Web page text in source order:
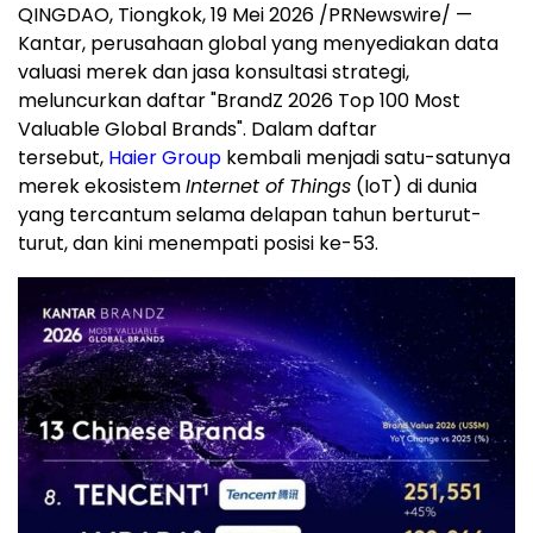
QINGDAO, Tiongkok,19 Mei 2026 /PRNewswire/ —
Kantar, perusahaan global yang menyediakan data
valuasi merek dan jasa konsultasi strategi,
meluncurkan daftar "BrandZ 2026 Top 100 Most
Valuable Global Brands". Dalam daftar
tersebut, Haier Group kembali menjadi satu-satunya
merek ekosistemInternet of Things (IoT) di dunia
yang tercantum selama delapan tahun berturut-
turut, dan kini menempati posisi ke-53.